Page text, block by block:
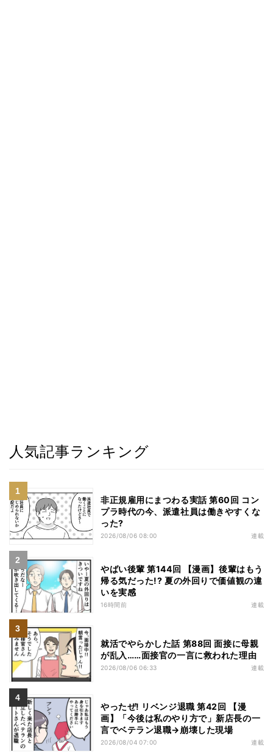
人気記事ランキング
非正規雇用にまつわる実話 第60回 コン
プラ時代の今、派遣社員は働きやすくな
った?
2026/08/06 08:00 連載
やばい後輩 第144回 【漫画】後輩はもう
帰る気だった!? 夏の外回りで価値観の違
いを実感
16時間前 連載
就活でやらかした話 第88回 面接に母親
が乱入……面接官の一言に救われた理由
2026/08/06 06:33 連載
やったぜ! リベンジ退職 第42回 【漫
画】「今後は私のやり方で」新店長の一
言でベテラン退職→崩壊した現場
2026/08/04 07:00 連載